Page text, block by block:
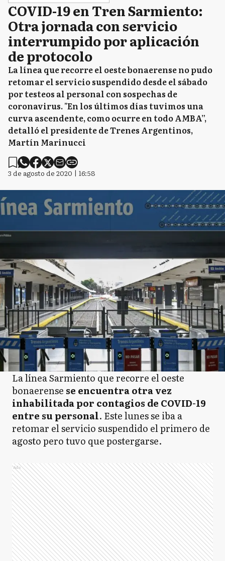
COVID-19 en Tren Sarmiento:
Otra jornada con servicio
interrumpido por aplicación
de protocolo
La línea que recorre el oeste bonaerense no pudo
retomar el servicio suspendido desde el sábado
por testeos al personal con sospechas de
coronavirus. "En los últimos días tuvimos una
curva ascendente, como ocurre en todo AMBA”,
detalló el presidente de Trenes Argentinos,
Martín Marinucci
3 de agosto de 2020 | 16:58
La línea Sarmiento que recorre el oeste
bonaerense se encuentra otra vez
inhabilitada por contagios de COVID-19
entre su personal. Este lunes se iba a
retomar el servicio suspendido el primero de
agosto pero tuvo que postergarse.
Ads